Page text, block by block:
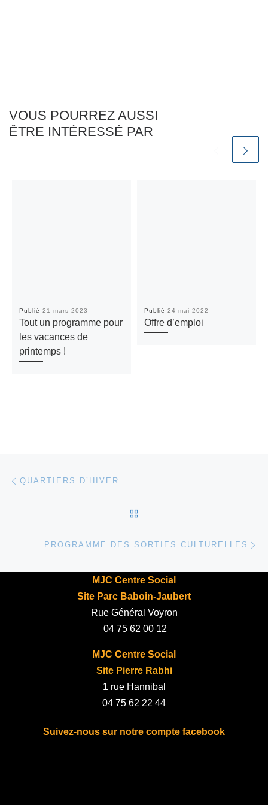
VOUS POURREZ AUSSI
ÊTRE INTÉRESSÉ PAR
Publié 21 mars 2023
Tout un programme pour
les vacances de
printemps !
Publié 24 mai 2022
Offre d’emploi
Parcourir les articles
QUARTIERS D’HIVER
PROGRAMME DES SORTIES CULTURELLES
MJC Centre Social
Site Parc Baboin-Jaubert
Rue Général Voyron
04 75 62 00 12
MJC Centre Social
Site Pierre Rabhi
1 rue Hannibal
04 75 62 22 44
Suivez-nous sur notre compte facebook